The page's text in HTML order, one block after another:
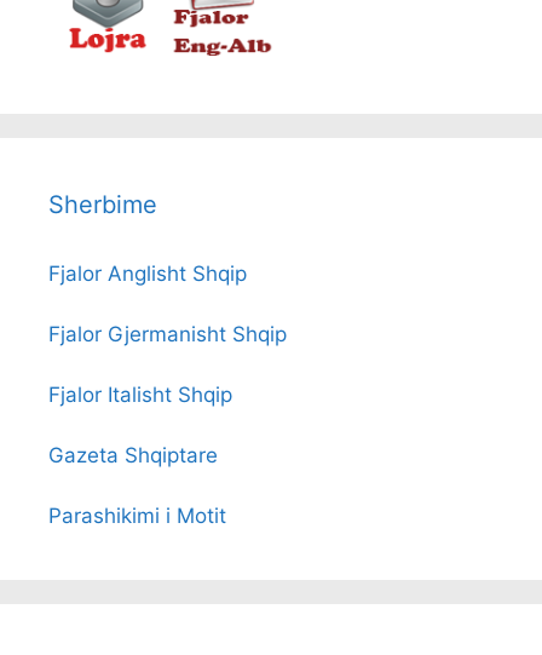
Sherbime
Fjalor Anglisht Shqip
Fjalor Gjermanisht Shqip
Fjalor Italisht Shqip
Gazeta Shqiptare
Parashikimi i Motit